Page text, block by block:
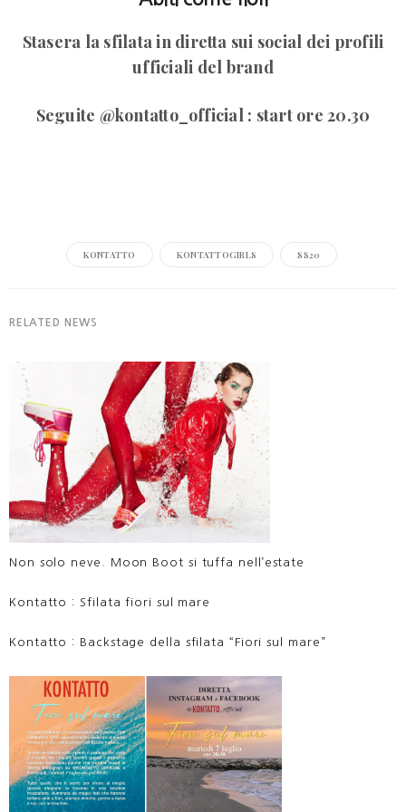
Stasera la sfilata in diretta sui social dei profili
ufficiali del brand
Seguite @kontatto_official : start ore 20.30
KONTATTO KONTATTOGIRLS SS20
RELATED NEWS
Non solo neve. Moon Boot si tuffa nell’estate
Kontatto : Sfilata fiori sul mare
Kontatto : Backstage della sfilata “Fiori sul mare”